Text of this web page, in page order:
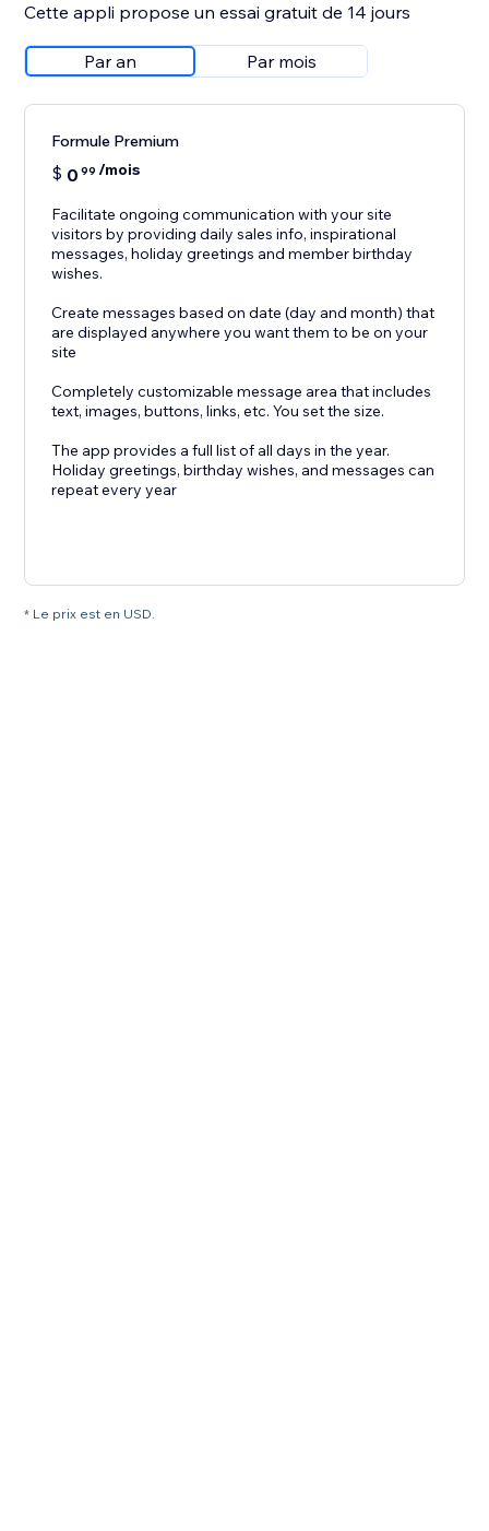
Cette appli propose un essai gratuit de 14 jours
Par an Par mois
Formule Premium
$ 0 99 /mois
Facilitate ongoing communication with your site
visitors by providing daily sales info, inspirational
messages, holiday greetings and member birthday
wishes.
Create messages based on date (day and month) that
are displayed anywhere you want them to be on your
site
Completely customizable message area that includes
text, images, buttons, links, etc. You set the size.
The app provides a full list of all days in the year.
Holiday greetings, birthday wishes, and messages can
repeat every year
* Le prix est en USD.